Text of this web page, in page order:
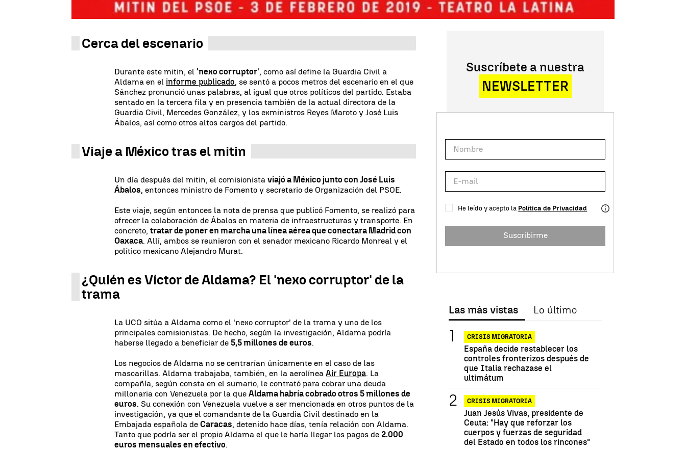
Alcaldía de Madrid,
Pepu Hernández,acto que tuvo lugar el3 de febrero de 2019
en el Teatro La Latina.
Cerca del escenario
Durante este mitin, el 'nexo corruptor', como así define la Guardia Civil a
Aldama en el informe publicado, se sentó a pocos metros del escenario en el que
Sánchez pronunció unas palabras, al igual que otros políticos del partido. Estaba
sentado en la tercera fila y en presencia también de la actual directora de la
Guardia Civil, Mercedes González, y los exministros Reyes Maroto y José Luis
Ábalos, así como otros altos cargos del partido.
Viaje a México tras el mitin
Un día después del mitin, el comisionistaviajó a México junto con José Luis
Ábalos, entonces ministro de Fomento y secretario de Organización del PSOE.
Este viaje, según entonces la nota de prensa que publicó Fomento, se realizó para
ofrecer la colaboración de Ábalos en materia de infraestructuras y transporte. En
concreto,tratar de poner en marcha una línea aérea que conectara Madrid con
Oaxaca. Allí, ambos se reunieron con el senador mexicano Ricardo Monreal y el
político mexicano Alejandro Murat.
¿Quién es Víctor de Aldama? El 'nexo corruptor' de la
trama
La UCO sitúa a Aldama como el 'nexo corruptor' de la trama y uno de los
principales comisionistas. De hecho, según la investigación, Aldama podría
haberse llegado a beneficiar de5,5 millones de euros.
Los negocios de Aldama no se centrarían únicamente en el caso de las
mascarillas. Aldama trabajaba, también, en la aerolíneaAir Europa. La
compañía, según consta en el sumario, le contrató para cobrar una deuda
millonaria con Venezuela por la queAldama habría cobrado otros 5 millones de
euros. Su conexión con Venezuela vuelve a ser mencionada en otros puntos de la
investigación, ya que el comandante de la Guardia Civil destinado en la
Embajada española deCaracas, detenido hace días, tenía relación con Aldama.
Tanto que podría ser el propio Aldama el que le haría llegar los pagos de2.000
euros mensuales en efectivo.
Suscríbete a nuestra
NEWSLETTER
He leído y acepto la Política de Privacidad
Suscribirme
Las más vistas Lo último
CRISIS MIGRATORIA
España decide restablecer los
controles fronterizos después de
que Italia rechazase el
ultimátum
CRISIS MIGRATORIA
Juan Jesús Vivas, presidente de
Ceuta: "Hay que reforzar los
cuerpos y fuerzas de seguridad
del Estado en todos los rincones"